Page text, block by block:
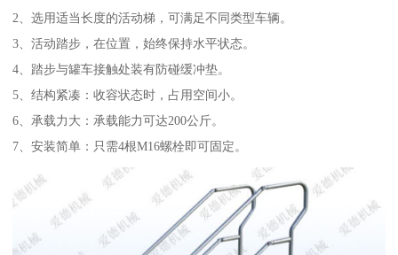
2、选用适当长度的活动梯，可满足不同类型车辆。
3、活动踏步，在位置，始终保持水平状态。
4、踏步与罐车接触处装有防碰缓冲垫。
5、结构紧凑：收容状态时，占用空间小。
6、承载力大：承载能力可达200公斤。
7、安装简单：只需4根M16螺栓即可固定。